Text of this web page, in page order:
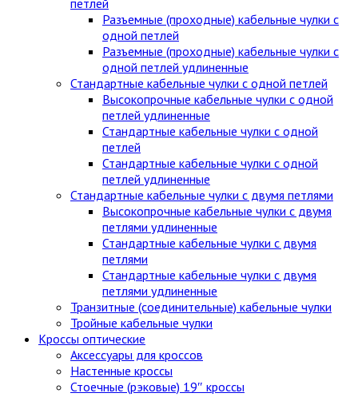
петлей
Разъемные (проходные) кабельные чулки с
одной петлей
Разъемные (проходные) кабельные чулки с
одной петлей удлиненные
Стандартные кабельные чулки c одной петлей
Высокопрочные кабельные чулки с одной
петлей удлиненные
Стандартные кабельные чулки с одной
петлей
Стандартные кабельные чулки с одной
петлей удлиненные
Стандартные кабельные чулки с двумя петлями
Высокопрочные кабельные чулки с двумя
петлями удлиненные
Стандартные кабельные чулки с двумя
петлями
Стандартные кабельные чулки с двумя
петлями удлиненные
Транзитные (соединительные) кабельные чулки
Тройные кабельные чулки
Кроссы оптические
Аксессуары для кроссов
Настенные кроссы
Стоечные (рэковые) 19″ кроссы